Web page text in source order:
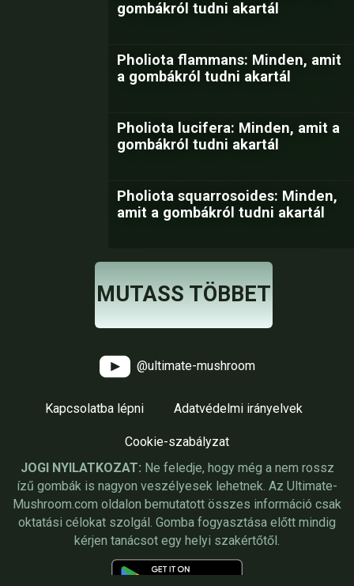
gombákról tudni akartál
Pholiota flammans: Minden, amit
a gombákról tudni akartál
Pholiota lucifera: Minden, amit a
gombákról tudni akartál
Pholiota squarrosoides: Minden,
amit a gombákról tudni akartál
MUTASS TÖBBET
@ultimate-mushroom
Kapcsolatba lépni Adatvédelmi irányelvek
Cookie-szabályzat
JOGI NYILATKOZAT: Ne feledje, hogy még a nem rossz
ízű gombák is nagyon veszélyesek lehetnek. Az Ultimate-
Mushroom.com oldalon bemutatott összes információ csak
oktatási célokat szolgál. Gomba fogyasztása előtt mindig
kérjen tanácsot egy helyi szakértőtől.